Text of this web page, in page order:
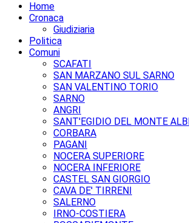
Home
Cronaca
Giudiziaria
Politica
Comuni
SCAFATI
SAN MARZANO SUL SARNO
SAN VALENTINO TORIO
SARNO
ANGRI
SANT'EGIDIO DEL MONTE
CORBARA
PAGANI
NOCERA SUPERIORE
NOCERA INFERIORE
CASTEL SAN GIORGIO
CAVA DE' TIRRENI
SALERNO
IRNO-COSTIERA